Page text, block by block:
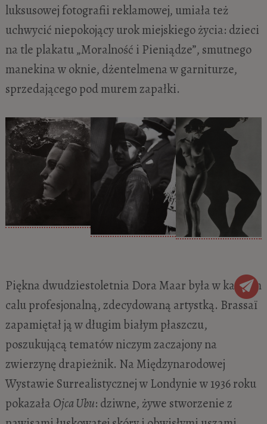
luksusowej fotografii reklamowej, umiała też
uchwycić niepokojący urok miejskiego życia: dzieci
na tle plakatu „Moralność i Pieniądze”, smutnego
manekina w oknie, dżentelmena w garniturze,
sprzedającego pod murem zapałki.
Piękna dwudziestoletnia Dora Maar była w każdym
calu profesjonalną, zdecydowaną artystką. Brassaï
zapamiętał ją w długim białym płaszczu,
poszukującą tematów niczym zaczajony na
zwierzynę drapieżnik. Na Międzynarodowej
Wystawie Surrealistycznej w Londynie w 1936 roku
pokazałaOjca Ubu: dziwne, żywe stworzenie z